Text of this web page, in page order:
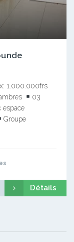
1.000.000frs
03
espace
Groupe
Détails